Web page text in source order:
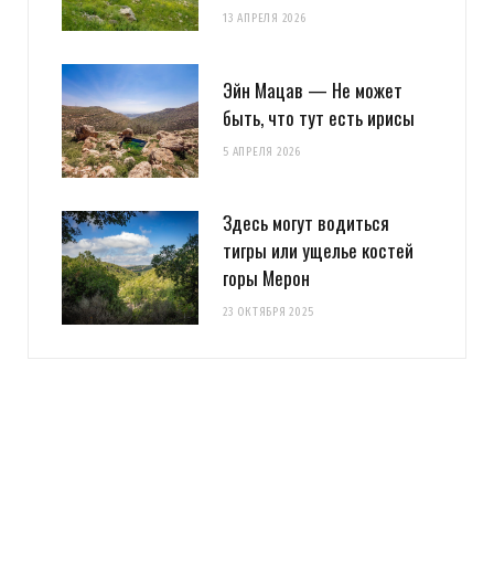
13 АПРЕЛЯ 2026
Эйн Мацав — Не может
быть, что тут есть ирисы
5 АПРЕЛЯ 2026
Здесь могут водиться
тигры или ущелье костей
горы Мерон
23 ОКТЯБРЯ 2025